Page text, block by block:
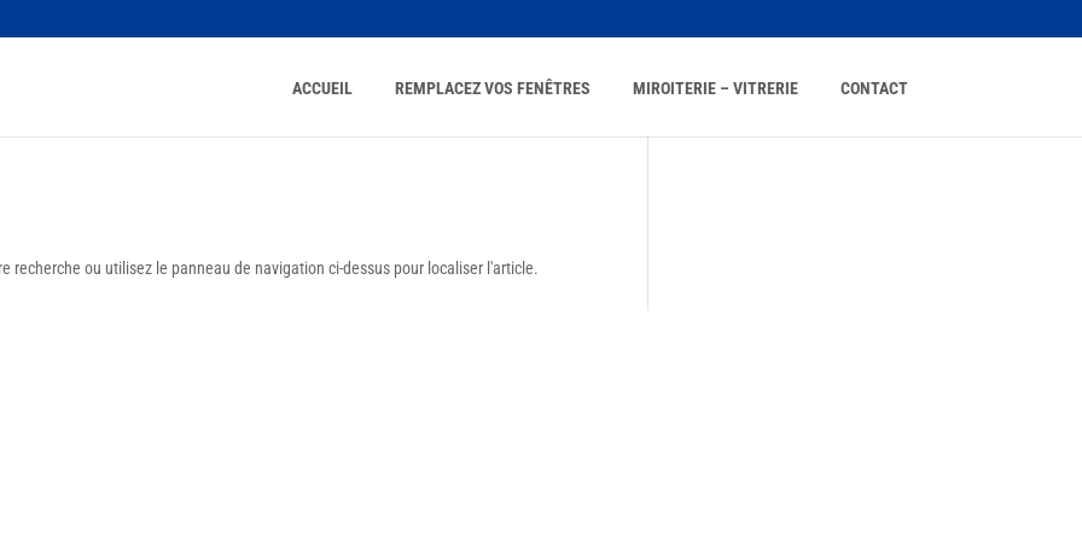
ACCUEIL REMPLACEZ VOS FENÊTRES MIROITERIE – VITRERIE CONTACT
recherche ou utilisez le panneau de navigation ci-dessus pour localiser l'article.